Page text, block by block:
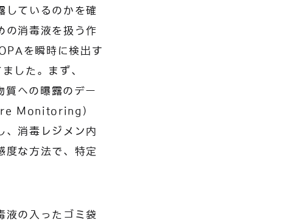
しているのかを確
の消毒液を扱う作
を瞬時に検出す
した。まず、
への曝露のデー
Monitoring）
、消毒レジメン内
度な方法で、特定
液の入ったゴミ袋